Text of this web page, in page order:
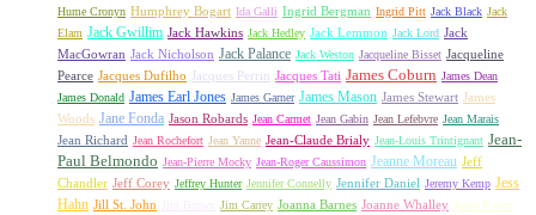
Hume Cronyn Humphrey Bogart Ida Galli Ingrid Bergman Ingrid Pitt Jack Black Jack
Elam Jack Gwillim Jack Hawkins Jack Hedley Jack Lemmon Jack Lord Jack
MacGowran Jack Nicholson Jack Palance Jack Weston Jacqueline Bisset Jacqueline
Pearce Jacques Dufilho Jacques Perrin Jacques Tati James Coburn James Dean
James Donald James Earl Jones James Garner James Mason James Stewart James
Woods Jane Fonda Jason Robards Jean Carmet Jean Gabin Jean Lefebvre Jean Marais
Jean Richard Jean Rochefort Jean Yanne Jean-Claude Brialy Jean-Louis Trintignant Jean-
Paul Belmondo Jean-Pierre Mocky Jean-Roger Caussimon Jeanne Moreau Jeff
Chandler Jeff Corey Jeffrey Hunter Jennifer Connelly Jennifer Daniel Jeremy Kemp Jess
Hahn Jill St. John Jim Carrey Joanna Barnes Joanne Whalley Jodie Foster